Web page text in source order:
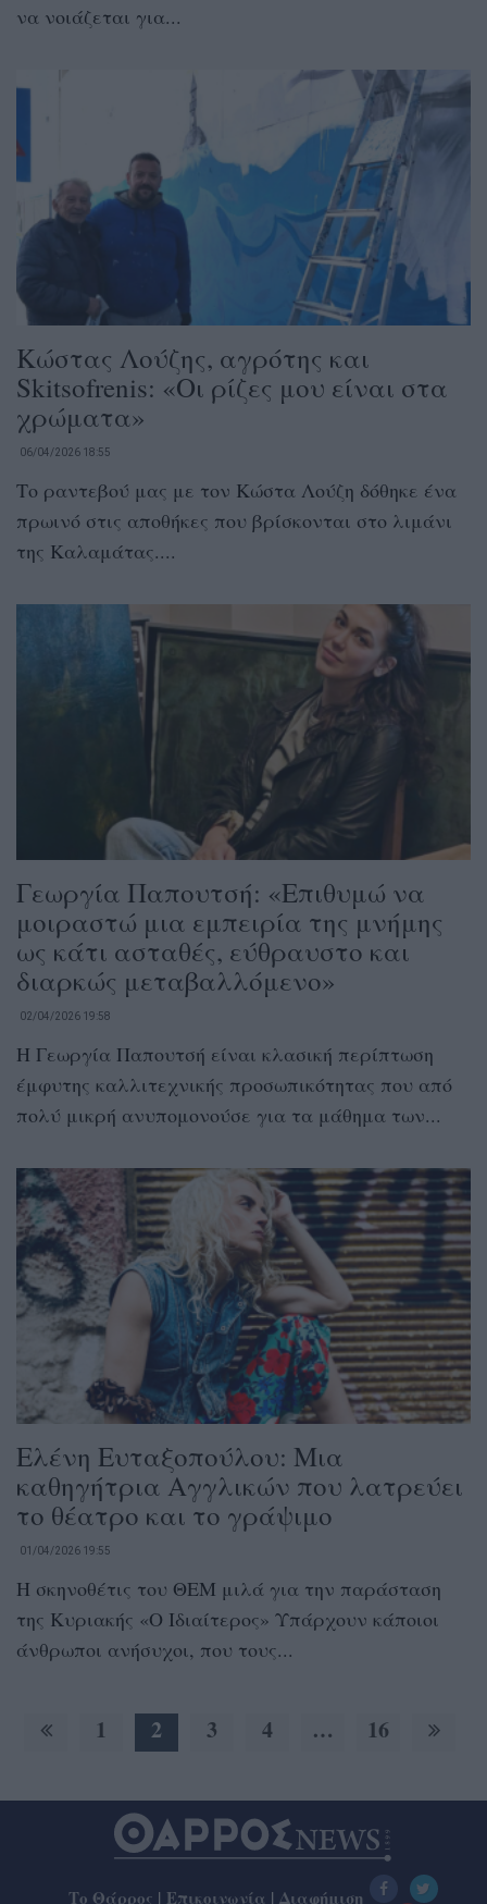
να νοιάζεται για...
Κώστας Λούζης, αγρότης και
Skitsofrenis: «Οι ρίζες μου είναι στα
χρώματα»
06/04/2026 18:55
Το ραντεβού μας με τον Κώστα Λούζη δόθηκε ένα
πρωινό στις αποθήκες που βρίσκονται στο λιμάνι
της Καλαμάτας....
Γεωργία Παπουτσή: «Επιθυμώ να
μοιραστώ μια εμπειρία της μνήμης
ως κάτι ασταθές, εύθραυστο και
διαρκώς μεταβαλλόμενο»
02/04/2026 19:58
Η Γεωργία Παπουτσή είναι κλασική περίπτωση
έμφυτης καλλιτεχνικής προσωπικότητας που από
πολύ μικρή ανυπομονούσε για τα μάθημα των...
Ελένη Ευταξοπούλου: Μια
καθηγήτρια Αγγλικών που λατρεύει
το θέατρο και το γράψιμο
01/04/2026 19:55
Η σκηνοθέτις του ΘΕΜ μιλά για την παράσταση
της Κυριακής «Ο Ιδιαίτερος» Υπάρχουν κάποιοι
άνθρωποι ανήσυχοι, που τους...
1 2 3 4 … 16
Το Θάρρος | Επικοινωνία | Διαφήμιση